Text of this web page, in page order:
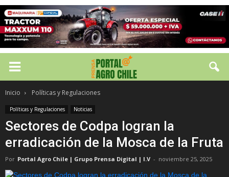
Inicio Políticas y Regulaciones
Políticas y Regulaciones Noticias
Sectores de Codpa logran la
erradicación de la Mosca de la Fruta
Por Portal Agro Chile | Grupo Prensa Digital | I.V - noviembre 25, 2025